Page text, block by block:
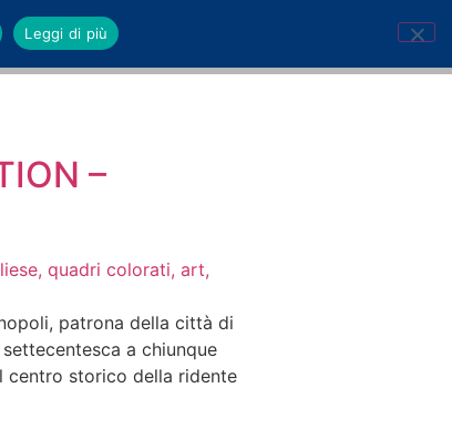
–
patrona della città di
a chiunque
centro storico della ridente
Leggi di più